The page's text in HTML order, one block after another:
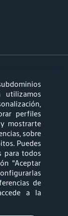
privacidad
y
utilizamos
perfiles
mostrarte
sobre
Puedes
para todos
“Aceptar
de
a la